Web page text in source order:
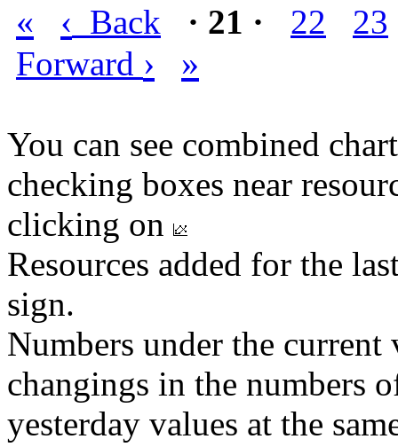
« ‹ Back · 21 · 22
23
Forward › »
You can see combined
checking boxes near
clicking on
Resources added for the
sign.
Numbers under the
changings in the numbers
yesterday values at the